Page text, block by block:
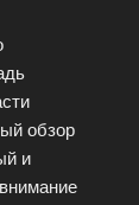
обзор
и